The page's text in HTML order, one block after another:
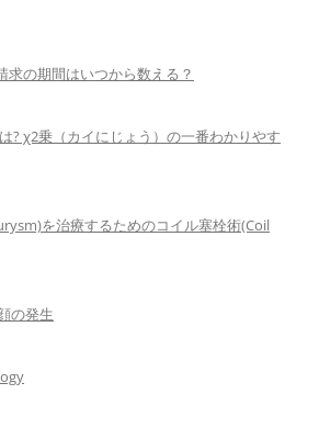
求の期間はいつから数える？
? χ2乗（カイにじょう）の一番わかりやす
を治療するためのコイル塞栓術(Coil
の発生